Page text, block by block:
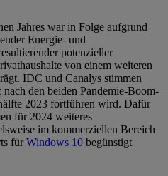
Jahres war in Folge aufgrund
Energie- und
potenzieller
von einem weiteren
IDC und Canalys stimmen
nach den beiden Pandemie-Boom-
2023 fortführen wird. Dafür
für 2024 weiteres
im kommerziellen Bereich
fürWindows 10 begünstigt